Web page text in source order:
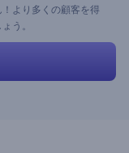
より多くの顧客を得
う。